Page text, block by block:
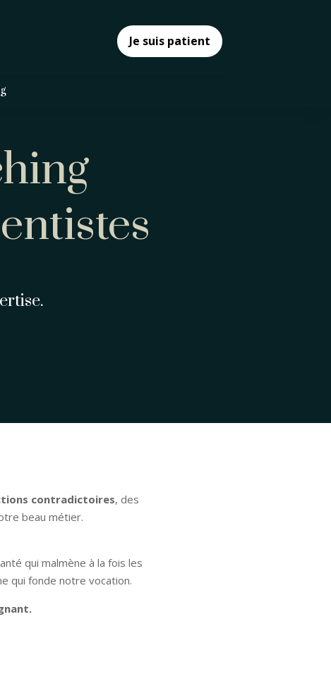
Je suis patient
contradictoires, des
beau métier.
qui malmène à la fois les
qui fonde notre vocation.